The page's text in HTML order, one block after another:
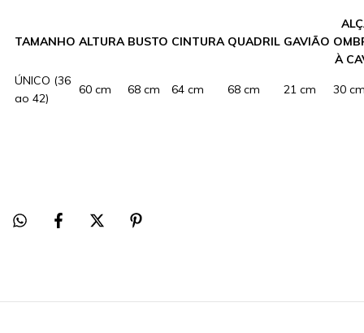
TAMANHO ALTURA BUSTO CINTURA QUADRIL GAVIÃO
À
ÚNICO (36
ao 42)
60 cm 68 cm 64 cm 68 cm 21 cm 30